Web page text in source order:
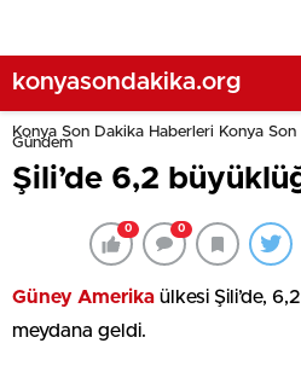
konyasondakika.org
Konya Son Dakika Haberleri Konya
Gündem
Şili’de 6,2
0 0
Güney Amerika ülkesi Şili’de,
meydana geldi.